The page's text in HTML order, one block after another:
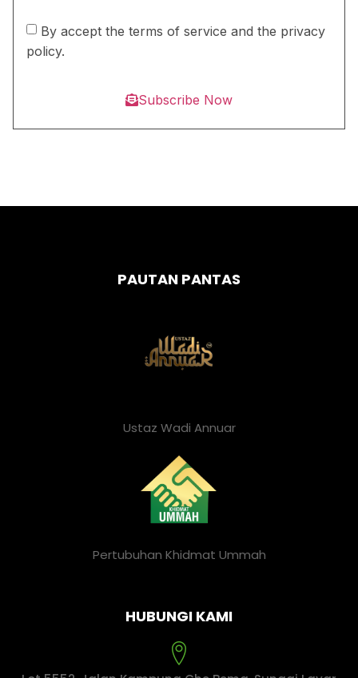
By accept the terms of service and the privacy
policy.
Subscribe Now
PAUTAN PANTAS
Ustaz Wadi Annuar
Pertubuhan Khidmat Ummah
HUBUNGI KAMI